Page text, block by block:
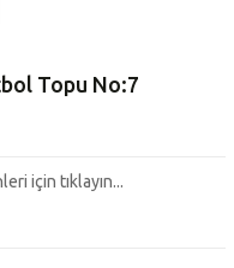
Topu No:7
için tıklayın...